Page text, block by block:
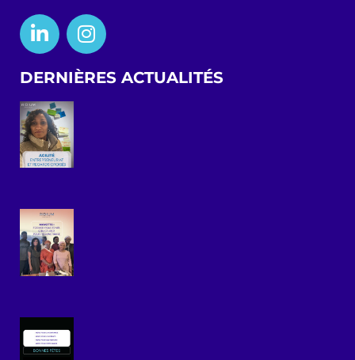
DERNIÈRES ACTUALITÉS